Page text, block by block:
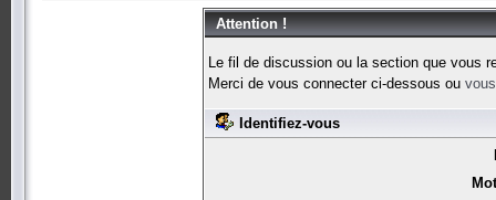
Attention !
Le fil de discussion ou la section que vous
Merci de vous connecter ci-dessous ou
Identifiez-vous